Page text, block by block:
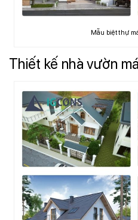
Mẫu biệt thự
Thiết kế nhà vườn